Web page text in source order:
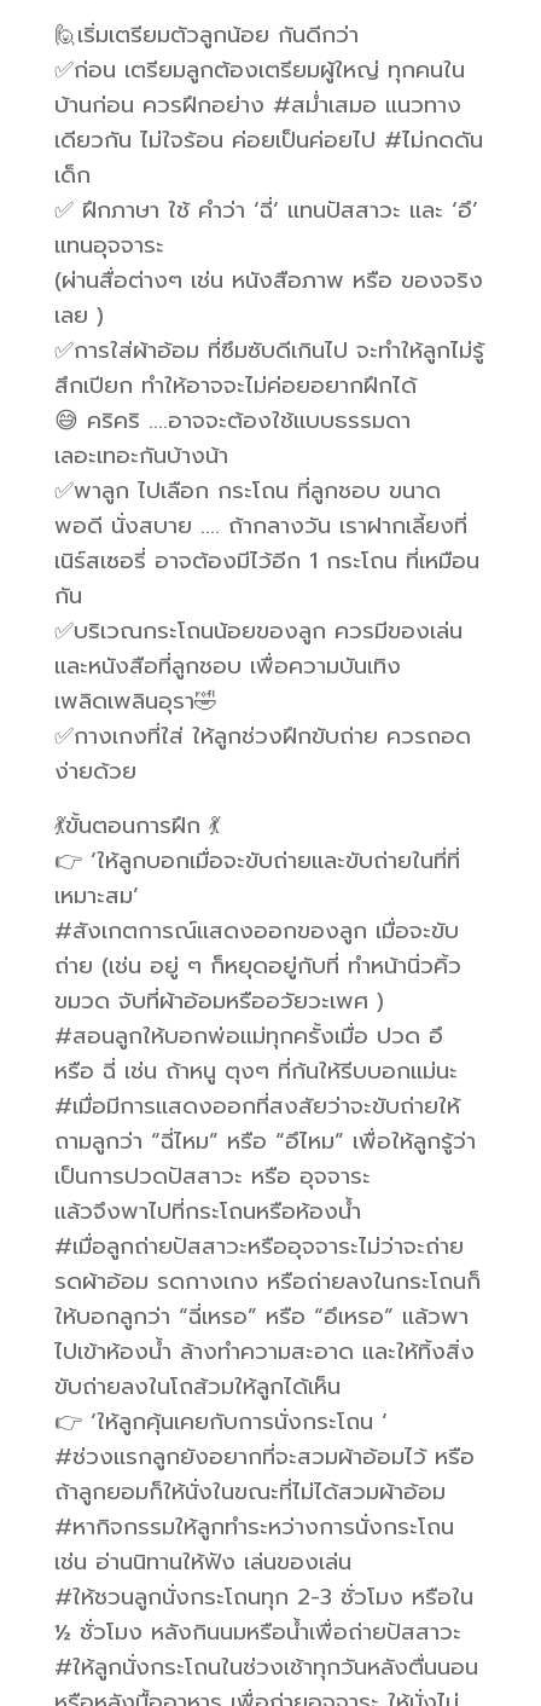
🙋เริ่มเตรียมตัวลูกน้อย กันดีกว่า
✅ก่อน เตรียมลูกต้องเตรียมผู้ใหญ่ ทุกคนใน
บ้านก่อน ควรฝึกอย่าง #สม่ำเสมอ แนวทาง
เดียวกัน ไม่ใจร้อน ค่อยเป็นค่อยไป #ไม่กดดัน
เด็ก
✅ ฝึกภาษา ใช้ คำว่า ‘ฉี่’ แทนปัสสาวะ และ ‘อึ’
แทนอุจจาระ
(ผ่านสื่อต่างๆ เช่น หนังสือภาพ หรือ ของจริง
เลย )
✅การใส่ผ้าอ้อม ที่ซึมซับดีเกินไป จะทำให้ลูกไม่รู้
สึกเปียก ทำให้อาจจะไม่ค่อยอยากฝึกได้
😅 คริคริ ….อาจจะต้องใช้แบบธรรมดา
เลอะเทอะกันบ้างน้า
✅พาลูก ไปเลือก กระโถน ที่ลูกชอบ ขนาด
พอดี นั่งสบาย …. ถ้ากลางวัน เราฝากเลี้ยงที่
เนิร์สเซอรี่ อาจต้องมีไว้อีก 1 กระโถน ที่เหมือน
กัน
✅บริเวณกระโถนน้อยของลูก ควรมีของเล่น
และหนังสือที่ลูกชอบ เพื่อความบันเทิง
เพลิดเพลินอุรา🤣
✅กางเกงที่ใส่ ให้ลูกช่วงฝึกขับถ่าย ควรถอด
ง่ายด้วย
💃ขั้นตอนการฝึก 💃
👉 ‘ให้ลูกบอกเมื่อจะขับถ่ายและขับถ่ายในที่ที่
เหมาะสม’
#สังเกตการณ์แสดงออกของลูก เมื่อจะขับ
ถ่าย (เช่น อยู่ ๆ ก็หยุดอยู่กับที่ ทำหน้านิ่วคิ้ว
ขมวด จับที่ผ้าอ้อมหรืออวัยวะเพศ )
#สอนลูกให้บอกพ่อแม่ทุกครั้งเมื่อ ปวด อึ
หรือ ฉี่ เช่น ถ้าหนู ตุงๆ ที่ก้นให้รีบบอกแม่นะ
#เมื่อมีการแสดงออกที่สงสัยว่าจะขับถ่ายให้
ถามลูกว่า “ฉี่ไหม” หรือ “อึไหม” เพื่อให้ลูกรู้ว่า
เป็นการปวดปัสสาวะ หรือ อุจจาระ
แล้วจึงพาไปที่กระโถนหรือห้องน้ำ
#เมื่อลูกถ่ายปัสสาวะหรืออุจจาระไม่ว่าจะถ่าย
รดผ้าอ้อม รดกางเกง หรือถ่ายลงในกระโถนก็
ให้บอกลูกว่า “ฉี่เหรอ” หรือ “อึเหรอ” แล้วพา
ไปเข้าห้องน้ำ ล้างทำความสะอาด และให้ทิ้งสิ่ง
ขับถ่ายลงในโถส้วมให้ลูกได้เห็น
👉 ‘ให้ลูกคุ้นเคยกับการนั่งกระโถน ‘
#ช่วงแรกลูกยังอยากที่จะสวมผ้าอ้อมไว้ หรือ
ถ้าลูกยอมก็ให้นั่งในขณะที่ไม่ได้สวมผ้าอ้อม
#หากิจกรรมให้ลูกทำระหว่างการนั่งกระโถน
เช่น อ่านนิทานให้ฟัง เล่นของเล่น
#ให้ชวนลูกนั่งกระโถนทุก 2-3 ชั่วโมง หรือใน
½ ชั่วโมง หลังกินนมหรือน้ำเพื่อถ่ายปัสสาวะ
#ให้ลูกนั่งกระโถนในช่วงเช้าทุกวันหลังตื่นนอน